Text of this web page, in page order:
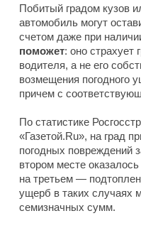
Побитый градом кузов
автомобиль могут
счетом даже при
поможет: оно страхует
водителя, а не его
возмещения погодного
причем с
По статистике
«Газетой.Ru», на град
погодных повреждений
втором месте
на третьем —
ущерб в таких случаях
семизначных сумм.